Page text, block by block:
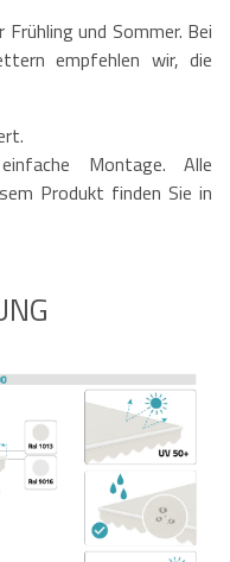
und Sommer. Bei
empfehlen wir, die
Montage. Alle
Produkt finden Sie in